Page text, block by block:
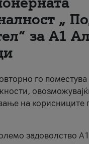
„
за А1
го
на корисниците
задоволство